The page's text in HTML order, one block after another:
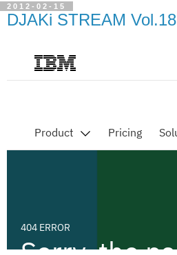
2012-02-15
DJAKi STREAM Vol.18